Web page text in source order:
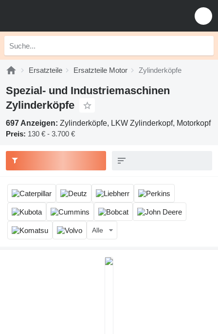
Ersatzteile Ersatzteile Motor Zylinderköpfe
Spezial- und Industriemaschinen
Zylinderköpfe
697 Anzeigen: Zylinderköpfe, LKW Zylinderkopf, Motorkopf
Preis: 130 € - 3.700 €
Alle